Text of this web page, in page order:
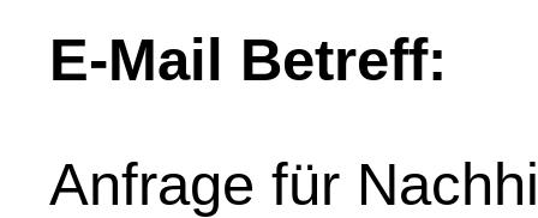
E-Mail Betreff:
Anfrage für